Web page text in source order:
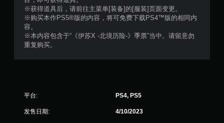
※获得道具后，请前往主菜单[装备]的[服装]页面变更。
※购买本作PS5®版的内容，将可免费下载PS4™版的相同内
容。
※本内容包含于“《伊苏X -北境历险-》季票”当中。请留意勿
重复购买。
平台: PS4, PS5
发售日期: 4/10/2023